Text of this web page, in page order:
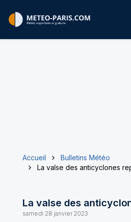
Accueil
Bulletins Météo
La valse des anticyclones
La valse des
samedi 28 janvier 2023